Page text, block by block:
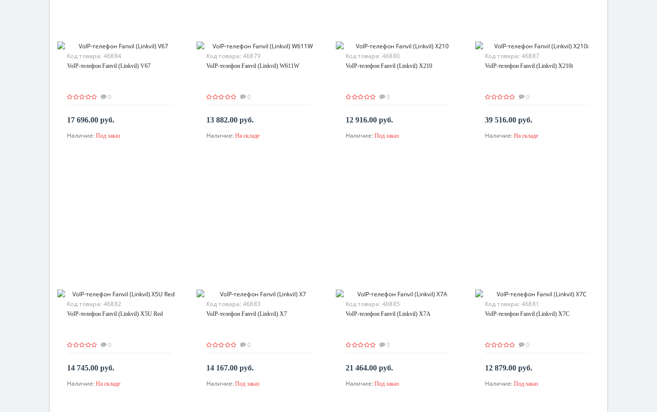
Код товара: 46884
VoIP-телефон Fanvil (Linkvil) V67
0
17 696.00 руб.
По запросу
Наличие: Под заказ
Код товара: 46879
VoIP-телефон Fanvil (Linkvil) W611W
0
13 882.00 руб.
В корзину
Наличие: На складе
Код товара: 46880
VoIP-телефон Fanvil (Linkvil) X210
0
12 916.00 руб.
По запросу
Наличие: Под заказ
Код товара: 46887
VoIP-телефон Fanvil (Linkvil) X210i
0
39 516.00 руб.
В корзину
Наличие: На складе
Код товара: 46882
VoIP-телефон Fanvil (Linkvil) X5U Red
0
14 745.00 руб.
В корзину
Наличие: На складе
Код товара: 46883
VoIP-телефон Fanvil (Linkvil) X7
0
14 167.00 руб.
По запросу
Наличие: Под заказ
Код товара: 46885
VoIP-телефон Fanvil (Linkvil) X7A
0
21 464.00 руб.
По запросу
Наличие: Под заказ
Код товара: 46881
VoIP-телефон Fanvil (Linkvil) X7C
0
12 879.00 руб.
По запросу
Наличие: Под заказ